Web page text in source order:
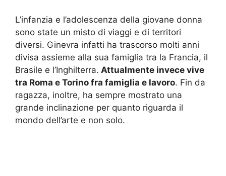
L’infanzia e l’adolescenza della giovane donna
sono state un misto di viaggi e di territori
diversi. Ginevra infatti ha trascorso molti anni
divisa assieme alla sua famiglia tra la Francia, il
Brasile e l’Inghilterra. Attualmente invece vive
tra Roma e Torino fra famiglia e lavoro. Fin da
ragazza, inoltre, ha sempre mostrato una
grande inclinazione per quanto riguarda il
mondo dell’arte e non solo.